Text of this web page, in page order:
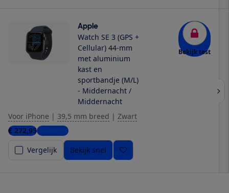
Apple
Watch SE 3 (GPS +
Cellular) 44-mm
met aluminium
kast en
sportbandje (M/L)
- Middernacht /
Middernacht
Bekijk test
Voor iPhone | 39,5 mm breed | Zwart
€ 272,959 winkels
Vergelijk
Bekijk snel